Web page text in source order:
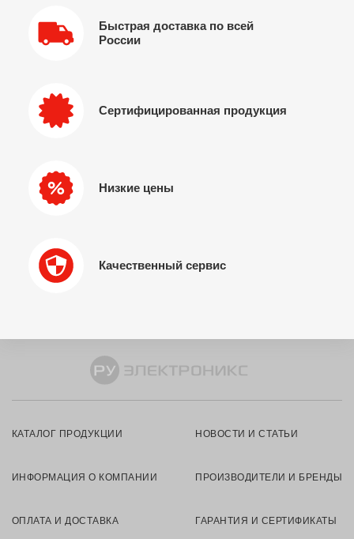
Быстрая доставка по всей
России
Сертифицированная продукция
Низкие цены
Качественный сервис
КАТАЛОГ ПРОДУКЦИИ НОВОСТИ И СТАТЬИ
ИНФОРМАЦИЯ О КОМПАНИИ ПРОИЗВОДИТЕЛИ И БРЕНДЫ
ОПЛАТА И ДОСТАВКА ГАРАНТИЯ И СЕРТИФИКАТЫ